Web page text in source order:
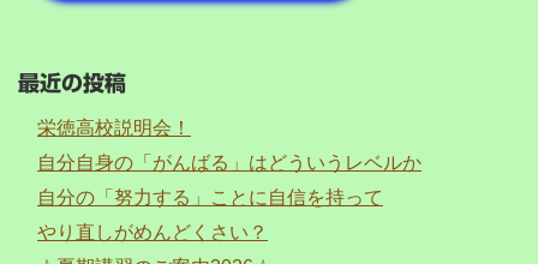
最近の投稿
栄徳高校説明会！
自分自身の「がんばる」はどういうレベルか
自分の「努力する」ことに自信を持って
やり直しがめんどくさい？